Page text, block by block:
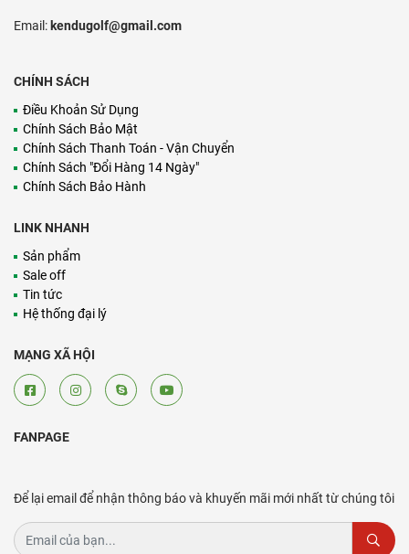
Email: kendugolf@gmail.com
CHÍNH SÁCH
Điều Khoản Sử Dụng
Chính Sách Bảo Mật
Chính Sách Thanh Toán - Vận Chuyển
Chính Sách "Đổi Hàng 14 Ngày"
Chính Sách Bảo Hành
LINK NHANH
Sản phẩm
Sale off
Tin tức
Hệ thống đại lý
MẠNG XÃ HỘI
FANPAGE
Để lại email để nhận thông báo và khuyến mãi mới nhất từ chúng tôi